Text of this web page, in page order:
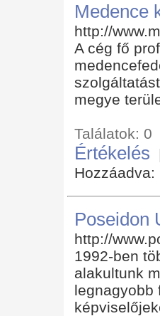
Medence
http://
A cég fő
megye
Találatok: 0
Értékelés
Hozzáadva:
Poseidon
http://
1992-ben
alakultunk
legnagyobb